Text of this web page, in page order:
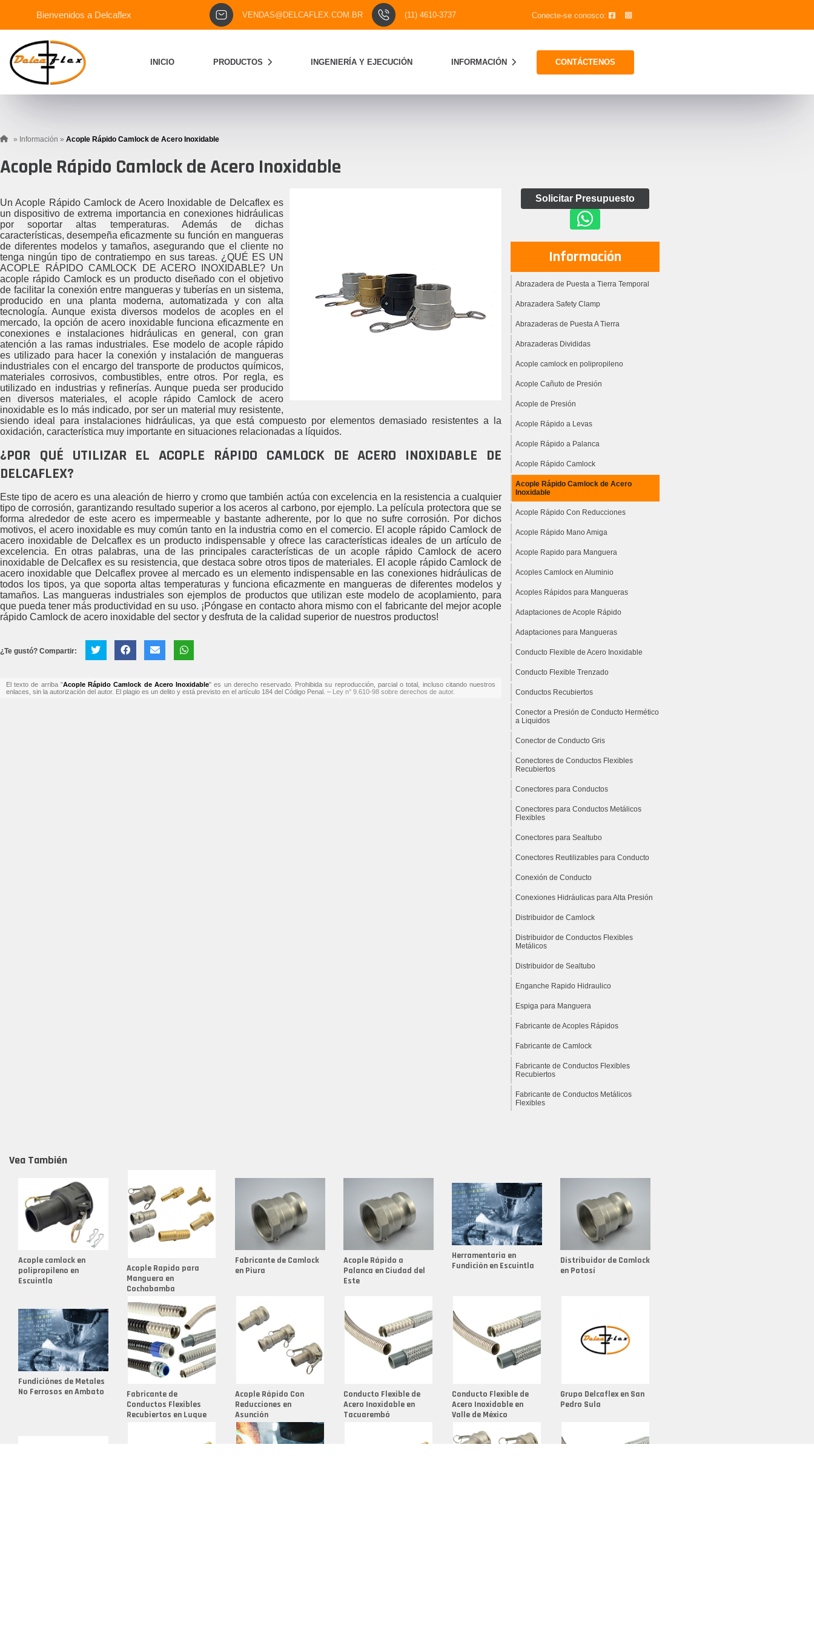
Bienvenidos a Delcaflex VENDAS@DELCAFLEX.COM.BR (11) 4610-3737 Conecte-se conosco:
INICIO PRODUCTOS INGENIERÍA Y EJECUCIÓN INFORMACIÓN CONTÁCTENOS
» Información » Acople Rápido Camlock de Acero Inoxidable
Acople Rápido Camlock de Acero Inoxidable
Un Acople Rápido Camlock de Acero Inoxidable de Delcaflex es
un dispositivo de extrema importancia en conexiones hidráulicas
por soportar altas temperaturas. Además de dichas
características, desempeña eficazmente su función en mangueras
de diferentes modelos y tamaños, asegurando que el cliente no
tenga ningún tipo de contratiempo en sus tareas. ¿QUÉ ES UN
ACOPLE RÁPIDO CAMLOCK DE ACERO INOXIDABLE? Un
acople rápido Camlock es un producto diseñado con el objetivo
de facilitar la conexión entre mangueras y tuberías en un sistema,
producido en una planta moderna, automatizada y con alta
tecnología. Aunque exista diversos modelos de acoples en el
mercado, la opción de acero inoxidable funciona eficazmente en
conexiones e instalaciones hidráulicas en general, con gran
atención a las ramas industriales. Ese modelo de acople rápido
es utilizado para hacer la conexión y instalación de mangueras
industriales con el encargo del transporte de productos químicos,
materiales corrosivos, combustibles, entre otros. Por regla, es
utilizado en industrias y refinerías. Aunque pueda ser producido
en diversos materiales, el acople rápido Camlock de acero
inoxidable es lo más indicado, por ser un material muy resistente,
siendo ideal para instalaciones hidráulicas, ya que está compuesto por elementos demasiado resistentes a la
oxidación, característica muy importante en situaciones relacionadas a líquidos.
¿POR QUÉ UTILIZAR EL ACOPLE RÁPIDO CAMLOCK DE ACERO INOXIDABLE DE
DELCAFLEX?
Este tipo de acero es una aleación de hierro y cromo que también actúa con excelencia en la resistencia a cualquier
tipo de corrosión, garantizando resultado superior a los aceros al carbono, por ejemplo. La película protectora que se
forma alrededor de este acero es impermeable y bastante adherente, por lo que no sufre corrosión. Por dichos
motivos, el acero inoxidable es muy común tanto en la industria como en el comercio. El acople rápido Camlock de
acero inoxidable de Delcaflex es un producto indispensable y ofrece las características ideales de un artículo de
excelencia. En otras palabras, una de las principales características de un acople rápido Camlock de acero
inoxidable de Delcaflex es su resistencia, que destaca sobre otros tipos de materiales. El acople rápido Camlock de
acero inoxidable que Delcaflex provee al mercado es un elemento indispensable en las conexiones hidráulicas de
todos los tipos, ya que soporta altas temperaturas y funciona eficazmente en mangueras de diferentes modelos y
tamaños. Las mangueras industriales son ejemplos de productos que utilizan este modelo de acoplamiento, para
que pueda tener más productividad en su uso. ¡Póngase en contacto ahora mismo con el fabricante del mejor acople
rápido Camlock de acero inoxidable del sector y desfruta de la calidad superior de nuestros productos!
¿Te gustó? Compartir:
El texto de arriba "Acople Rápido Camlock de Acero Inoxidable" es un derecho reservado. Prohibida su reproducción, parcial o total, incluso citando nuestros
enlaces, sin la autorización del autor. El plagio es un delito y está previsto en el artículo 184 del Código Penal. – Ley n° 9.610-98 sobre derechos de autor.
Solicitar Presupuesto
Información
Abrazadera de Puesta a Tierra Temporal
Abrazadera Safety Clamp
Abrazaderas de Puesta A Tierra
Abrazaderas Divididas
Acople camlock en polipropileno
Acople Cañuto de Presión
Acople de Presión
Acople Rápido a Levas
Acople Rápido a Palanca
Acople Rápido Camlock
Acople Rápido Camlock de Acero
Inoxidable
Acople Rápido Con Reducciones
Acople Rápido Mano Amiga
Acople Rapido para Manguera
Acoples Camlock en Aluminio
Acoples Rápidos para Mangueras
Adaptaciones de Acople Rápido
Adaptaciones para Mangueras
Conducto Flexible de Acero Inoxidable
Conducto Flexible Trenzado
Conductos Recubiertos
Conector a Presión de Conducto Hermético
a Liquidos
Conector de Conducto Gris
Conectores de Conductos Flexibles
Recubiertos
Conectores para Conductos
Conectores para Conductos Metálicos
Flexibles
Conectores para Sealtubo
Conectores Reutilizables para Conducto
Conexión de Conducto
Conexiones Hidráulicas para Alta Presión
Distribuidor de Camlock
Distribuidor de Conductos Flexibles
Metálicos
Distribuidor de Sealtubo
Enganche Rapido Hidraulico
Espiga para Manguera
Fabricante de Acoples Rápidos
Fabricante de Camlock
Fabricante de Conductos Flexibles
Recubiertos
Fabricante de Conductos Metálicos
Flexibles
Fabricante de Kopex Flexible
Fabricante de Molde para Fundición
Fabricante de Racores
Fabricante de Racores en Aluminio
Fabricante de Racores en Latón
Fabricante de Sealtubo 1/2
Fabricante de Sealtubo 3/4
Fundición de Aluminio
Fundición de Metales No Ferrosos
Herramentaria en Fundición
Vea También
Acople camlock en
polipropileno en
Escuintla
Acople Rapido para
Manguera en
Cochabamba
Fabricante de Camlock
en Piura
Acople Rápido a
Palanca en Ciudad del
Este
Herramentaria en
Fundición en Escuintla
Distribuidor de Camlock
en Potosí
Fundiciónes de Metales
No Ferrosos en Ambato
Fabricante de
Conductos Flexibles
Recubiertos en Luque
Acople Rápido Con
Reducciones en
Asunción
Conducto Flexible de
Acero Inoxidable en
Tacuarembó
Conducto Flexible de
Acero Inoxidable en
Valle de México
Grupo Delcaflex en San
Pedro Sula